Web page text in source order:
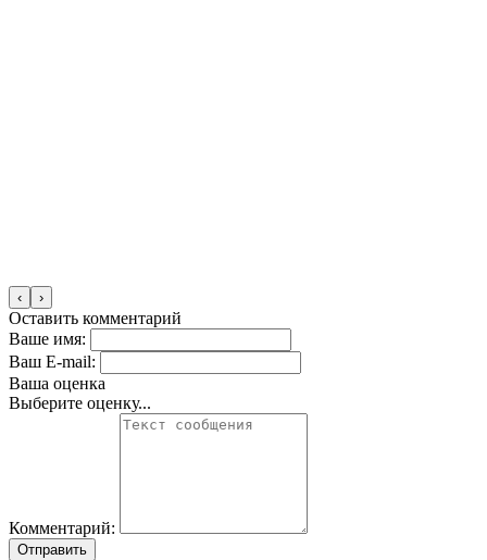
‹ ›
Оставить комментарий
Ваше имя:
Ваш E-mail:
Ваша оценка
Выберите оценку...
Комментарий:
Отправить